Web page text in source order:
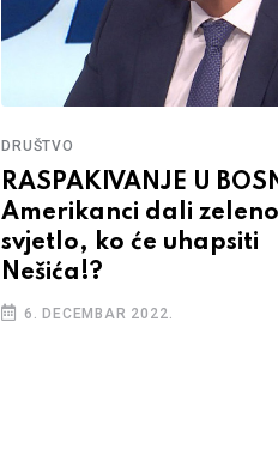
DRUŠTVO
RASPAKIVANJE U
Amerikanci dali
svjetlo, ko će uhapsiti
Nešića!?
6. DECEMBAR 2022.